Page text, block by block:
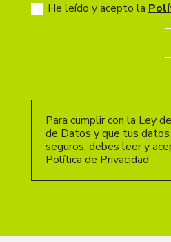
He leído y acepto la
Para cumplir con la Ley
de Datos y que tus
seguros, debes leer y
Política de Privacidad